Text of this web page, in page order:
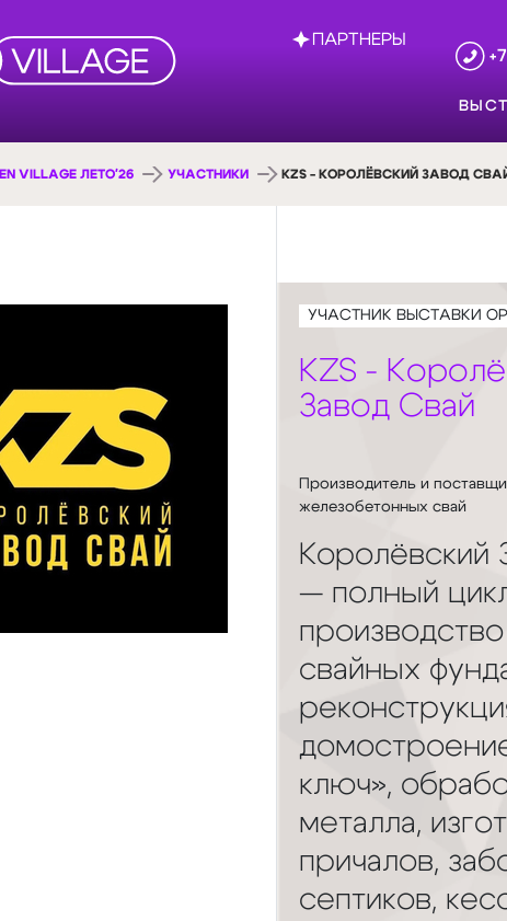
ПАРТНЕРЫ
VILLAGE ЛЕТО'26 УЧАСТНИКИ KZS - КОРОЛЁВСКИЙ ЗАВОД
УЧАСТНИК ВЫСТАВКИ
KZS -
Завод Свай
Производитель и
железобетонных свай
Королёвский
— полный
свайных
ключ»,
металла,
причалов,
септиков,